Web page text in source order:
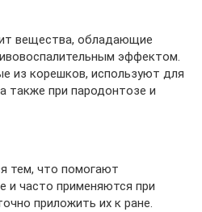
вещества, обладающие
эффектом.
из корешков, используют для
также при пародонтозе и
тем, что помогают
и часто применяются при
приложить их к ране.